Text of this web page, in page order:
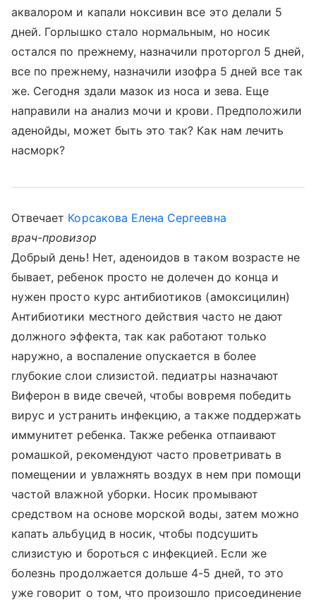
аквалором и капали ноксивин все это делали 5
дней. Горлышко стало нормальным, но носик
остался по прежнему, назначили проторгол 5 дней,
все по прежнему, назначили изофра 5 дней все так
же. Сегодня здали мазок из носа и зева. Еще
направили на анализ мочи и крови. Предположили
аденойды, может быть это так? Как нам лечить
насморк?
Отвечает Корсакова Елена Сергеевна
врач-провизор
Добрый день! Нет, аденоидов в таком возрасте не
бывает, ребенок просто не долечен до конца и
нужен просто курс антибиотиков (амоксицилин)
Антибиотики местного действия часто не дают
должного эффекта, так как работают только
наружно, а воспаление опускается в более
глубокие слои слизистой. педиатры назначают
Виферон в виде свечей, чтобы вовремя победить
вирус и устранить инфекцию, а также поддержать
иммунитет ребенка. Также ребенка отпаивают
ромашкой, рекомендуют часто проветривать в
помещении и увлажнять воздух в нем при помощи
частой влажной уборки. Носик промывают
средством на основе морской воды, затем можно
капать альбуцид в носик, чтобы подсушить
слизистую и бороться с инфекцией. Если же
болезнь продолжается дольше 4-5 дней, то это
уже говорит о том, что произошло присоединение